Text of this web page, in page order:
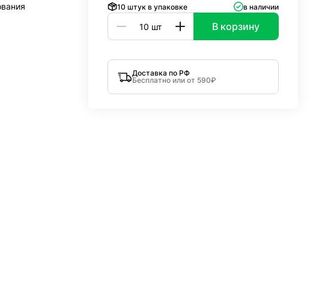
10 штук в упаковке в наличии
В корзину
Доставка по РФ
Бесплатно или от 590₽